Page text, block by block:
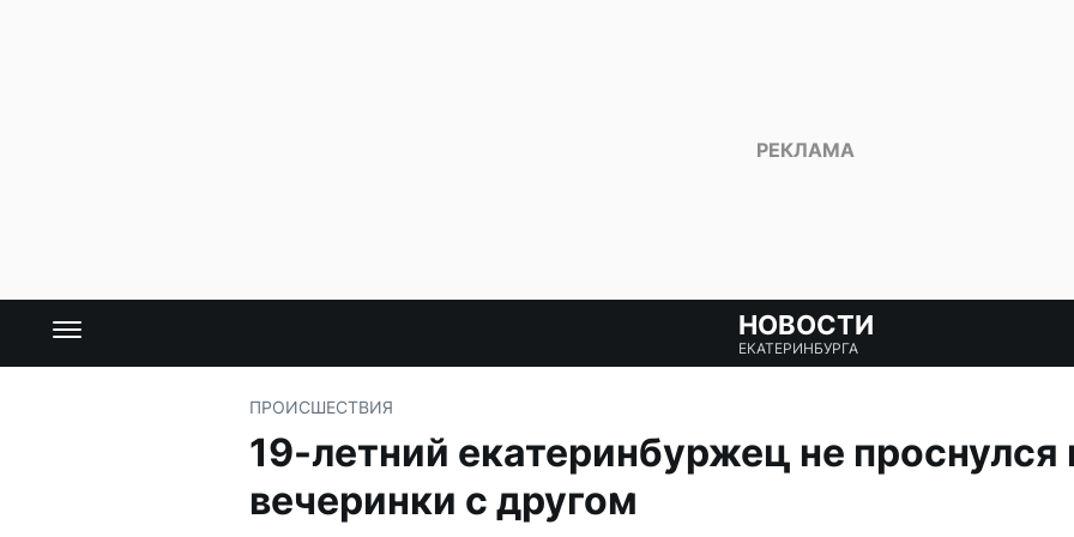
НОВОСТИ
ЕКАТЕРИНБУРГА
ПРОИСШЕСТВИЯ
19-летний екатеринбуржец не проснулся
вечеринки с другом